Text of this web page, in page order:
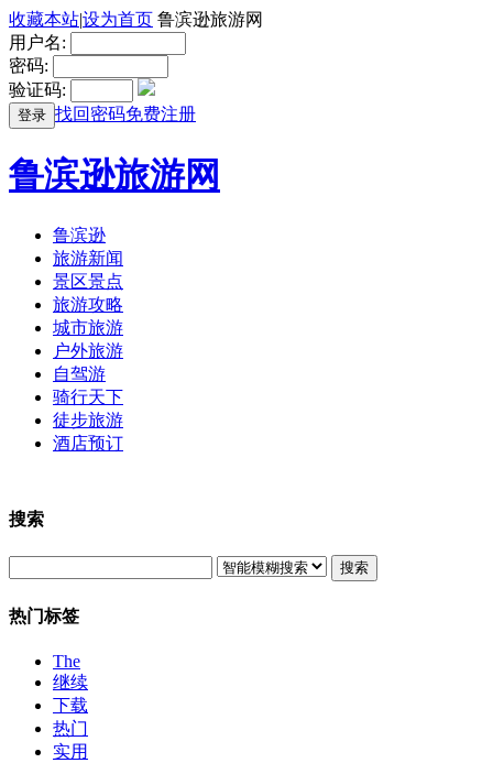
收藏本站|设为首页 鲁滨逊旅游网
用户名:
密码:
验证码:
登录 找回密码免费注册
鲁滨逊旅游网
鲁滨逊
旅游新闻
景区景点
旅游攻略
城市旅游
户外旅游
自驾游
骑行天下
徒步旅游
酒店预订
搜索
搜索
热门标签
The
继续
下载
热门
实用